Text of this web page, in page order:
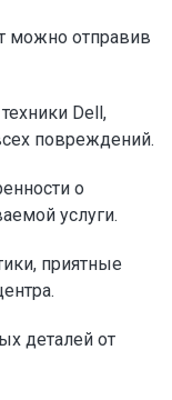
можно отправив
Dell,
повреждений.
о
услуги.
приятные
деталей от